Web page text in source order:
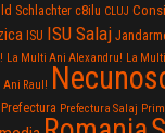
Schlachter c8ilu CLUJ
ISU ISU Salaj
La Multi Ani Alexandru! La
Ani Raul!
Prefectura Prefectura Salaj